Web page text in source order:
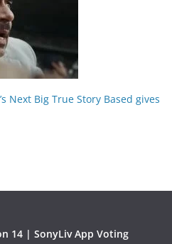
Next Big True Story Based gives
14 | SonyLiv App Voting